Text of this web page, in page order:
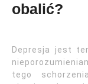
obalić?
Depresja jest
tego